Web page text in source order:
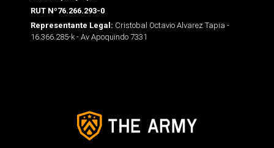
RUT Nº76.266.293-0
Representante Legal: Cristobal Octavio Alvarez Tapia -
16.366.285-k - Av Apoquindo 7331